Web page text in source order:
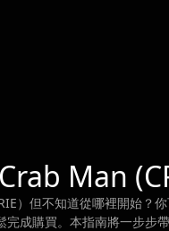
Man
）但不知道從哪裡開始？
完成購買。本指南將一步